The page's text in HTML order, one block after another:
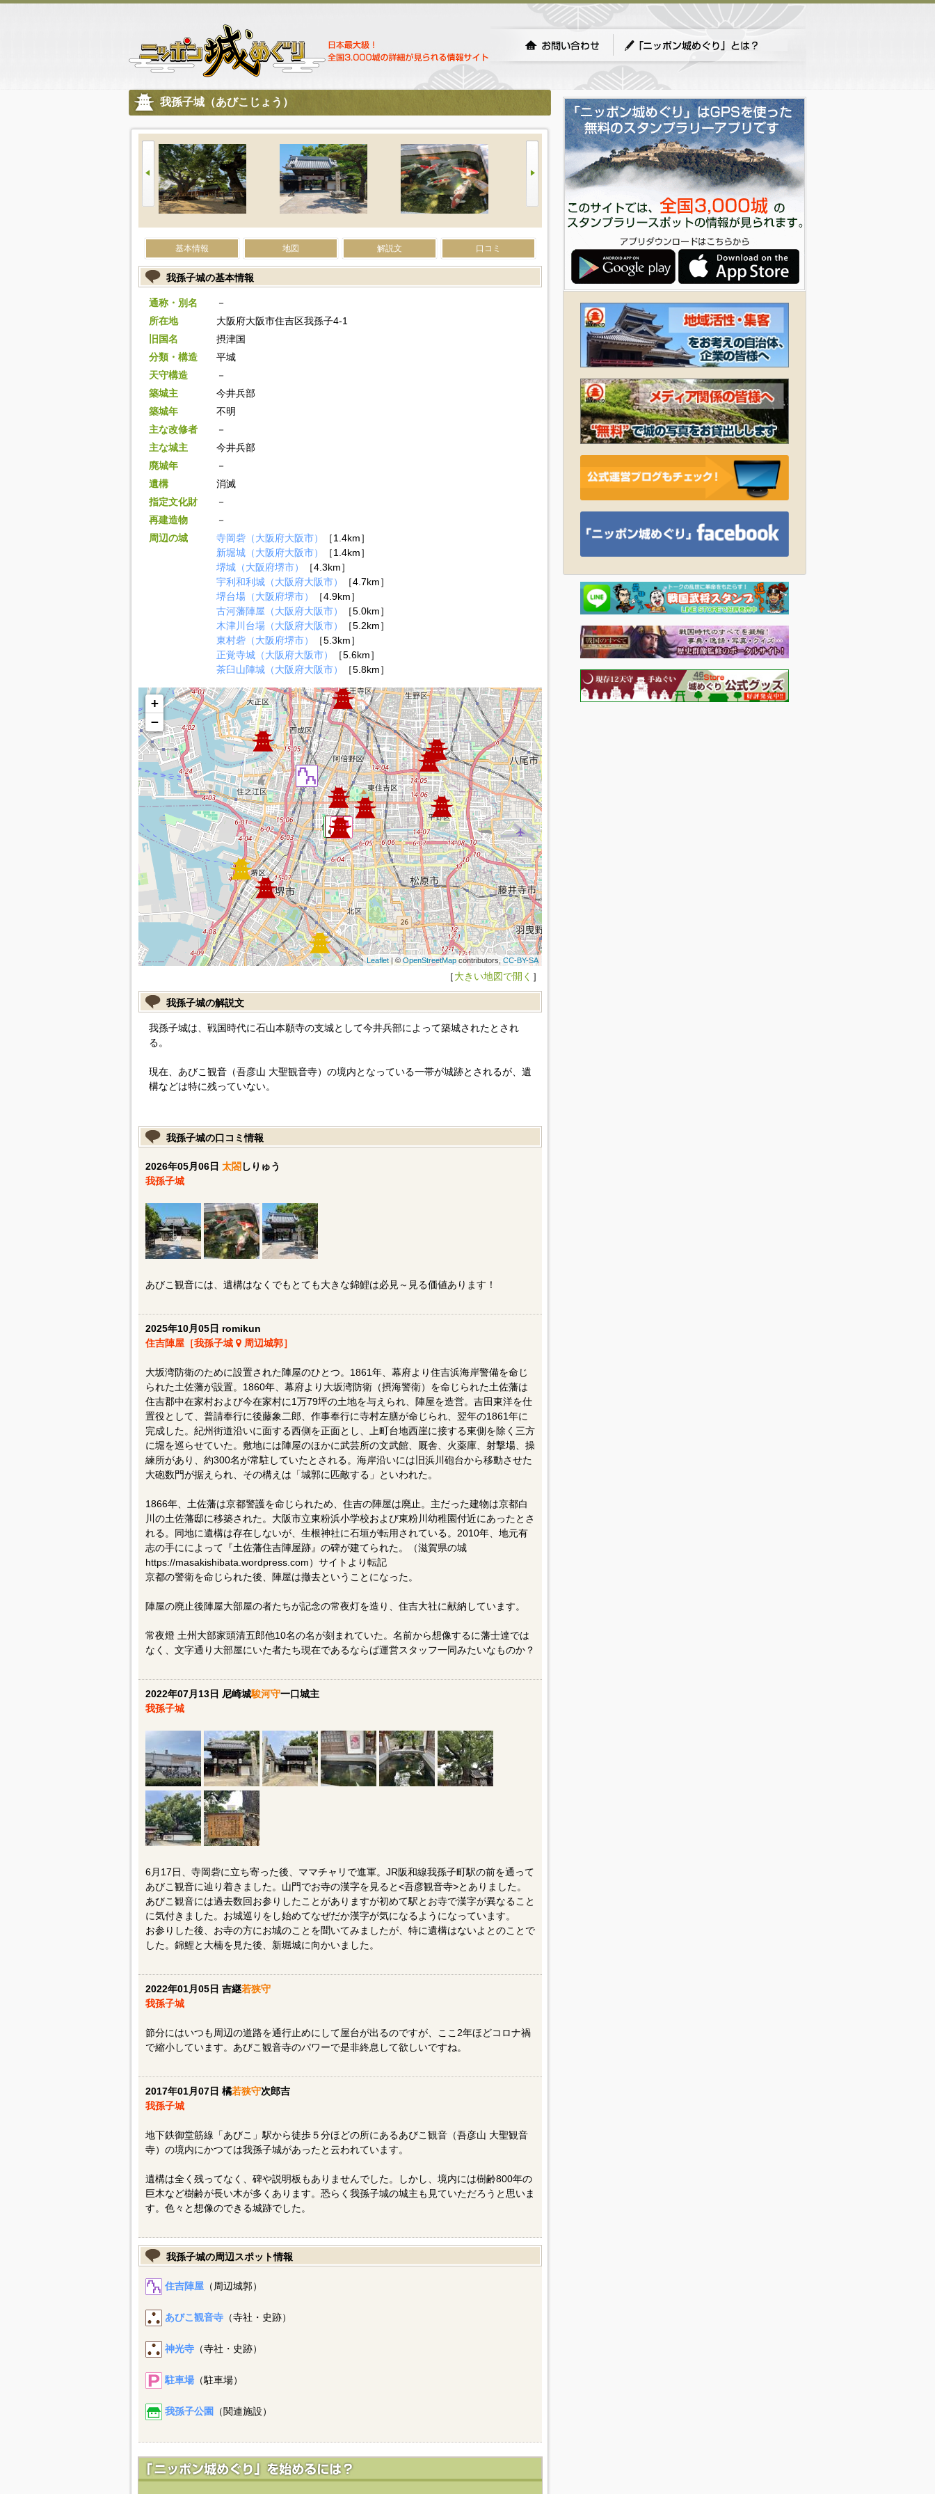
我孫子城（あびこじょう）
基本情報 地図 解説文 口コミ
我孫子城の基本情報
通称・別名
－
所在地
大阪府大阪市住吉区我孫子4-1
旧国名
摂津国
分類・構造
平城
天守構造
－
築城主
今井兵部
築城年
不明
主な改修者
－
主な城主
今井兵部
廃城年
－
遺構
消滅
指定文化財
－
再建造物
－
周辺の城
寺岡砦（大阪府大阪市）
［1.4km］
新堀城（大阪府大阪市）
［1.4km］
堺城（大阪府堺市）
［4.3km］
宇利和利城（大阪府大阪市）
［4.7km］
堺台場（大阪府堺市）
［4.9km］
古河藩陣屋（大阪府大阪市）
［5.0km］
木津川台場（大阪府大阪市）
［5.2km］
東村砦（大阪府堺市）
［5.3km］
正覚寺城（大阪府大阪市）
［5.6km］
茶臼山陣城（大阪府大阪市）
［5.8km］
+
−
Leaflet| © OpenStreetMapcontributors, CC-BY-SA
［大きい地図で開く ］
我孫子城の解説文
我孫子城は、戦国時代に石山本願寺の支城として今井兵部によって築城されたとされ
る。
現在、あびこ観音（吾彦山 大聖観音寺）の境内となっている一帯が城跡とされるが、遺
構などは特に残っていない。
我孫子城の口コミ情報
2026年05月06日 太閤 しりゅう
我孫子城
あびこ観音には、遺構はなくでもとても大きな錦鯉は必見～見る価値あります！
2025年10月05日 romikun
住吉陣屋［我孫子城
周辺城郭］
大坂湾防衛のために設置された陣屋のひとつ。1861年、幕府より住吉浜海岸警備を命じ
られた土佐藩が設置。1860年、幕府より大坂湾防衛（摂海警衛）を命じられた土佐藩は
住吉郡中在家村および今在家村に1万79坪の土地を与えられ、陣屋を造営。吉田東洋を仕
置役として、普請奉行に後藤象二郎、作事奉行に寺村左膳が命じられ、翌年の1861年に
完成した。紀州街道沿いに面する西側を正面とし、上町台地西崖に接する東側を除く三方
に堀を巡らせていた。敷地には陣屋のほかに武芸所の文武館、厩舎、火薬庫、射撃場、操
練所があり、約300名が常駐していたとされる。海岸沿いには旧浜川砲台から移動させた
大砲数門が据えられ、その構えは「城郭に匹敵する」といわれた。
1866年、土佐藩は京都警護を命じられため、住吉の陣屋は廃止。主だった建物は京都白
川の土佐藩邸に移築された。大阪市立東粉浜小学校および東粉川幼稚園付近にあったとさ
れる。同地に遺構は存在しないが、生根神社に石垣が転用されている。2010年、地元有
志の手にによって『土佐藩住吉陣屋跡』の碑が建てられた。（滋賀県の城
https://masakishibata.wordpress.com）サイトより転記
京都の警衛を命じられた後、陣屋は撤去ということになった。
陣屋の廃止後陣屋大部屋の者たちが記念の常夜灯を造り、住吉大社に献納しています。
常夜燈 土州大部家頭清五郎他10名の名が刻まれていた。名前から想像するに藩士達では
なく、文字通り大部屋にいた者たち現在であるならば運営スタッフ一同みたいなものか？
2022年07月13日 尼崎城駿河守一口城主
我孫子城
6月17日、寺岡砦に立ち寄った後、ママチャリで進軍。JR阪和線我孫子町駅の前を通って
あびこ観音に辿り着きました。山門でお寺の漢字を見ると<吾彦観音寺>とありました。
あびこ観音には過去数回お参りしたことがありますが初めて駅とお寺で漢字が異なること
に気付きました。お城巡りをし始めてなぜだか漢字が気になるようになっています。
お参りした後、お寺の方にお城のことを聞いてみましたが、特に遺構はないよとのことで
した。錦鯉と大楠を見た後、新堀城に向かいました。
2022年01月05日 吉継若狭守
我孫子城
節分にはいつも周辺の道路を通行止めにして屋台が出るのですが、ここ2年ほどコロナ禍
で縮小しています。あびこ観音寺のパワーで是非終息して欲しいですね。
2017年01月07日 橘若狭守次郎吉
我孫子城
地下鉄御堂筋線「あびこ」駅から徒歩５分ほどの所にあるあびこ観音（吾彦山 大聖観音
寺）の境内にかつては我孫子城があったと云われています。
遺構は全く残ってなく、碑や説明板もありませんでした。しかし、境内には樹齢800年の
巨木など樹齢が長い木が多くあります。恐らく我孫子城の城主も見ていただろうと思いま
す。色々と想像のできる城跡でした。
我孫子城の周辺スポット情報
住吉陣屋（周辺城郭）
あびこ観音寺（寺社・史跡）
神光寺（寺社・史跡）
駐車場（駐車場）
我孫子公園 （関連施設）